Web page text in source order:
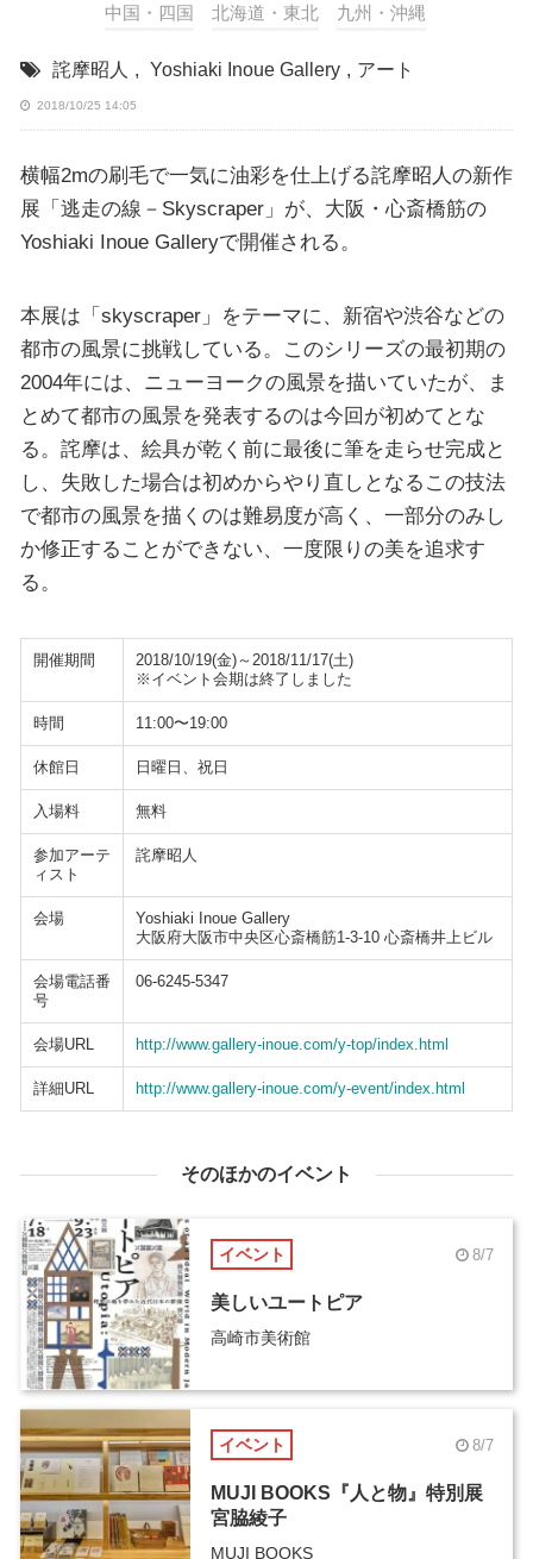
中国・四国 北海道・東北 九州・沖縄
詫摩昭人 , Yoshiaki Inoue Gallery , アート
2018/10/25 14:05
横幅2mの刷毛で一気に油彩を仕上げる詫摩昭人の新作
展「逃走の線－Skyscraper」が、大阪・心斎橋筋の
Yoshiaki Inoue Galleryで開催される。
本展は「skyscraper」をテーマに、新宿や渋谷などの
都市の風景に挑戦している。このシリーズの最初期の
2004年には、ニューヨークの風景を描いていたが、ま
とめて都市の風景を発表するのは今回が初めてとな
る。詫摩は、絵具が乾く前に最後に筆を走らせ完成と
し、失敗した場合は初めからやり直しとなるこの技法
で都市の風景を描くのは難易度が高く、一部分のみし
か修正することができない、一度限りの美を追求す
る。
開催期間
2018/10/19(金)～2018/11/17(土)
※イベント会期は終了しました
時間 11:00〜19:00
休館日 日曜日、祝日
入場料 無料
参加アーテ
ィスト
詫摩昭人
会場
Yoshiaki Inoue Gallery
大阪府大阪市中央区心斎橋筋1-3-10 心斎橋井上ビル
会場電話番
号
06-6245-5347
会場URL http://www.gallery-inoue.com/y-top/index.html
詳細URL http://www.gallery-inoue.com/y-event/index.html
そのほかのイベント
イベント 8/7
美しいユートピア
高崎市美術館
イベント 8/7
MUJI BOOKS『人と物』特別展
宮脇綾子
MUJI BOOKS